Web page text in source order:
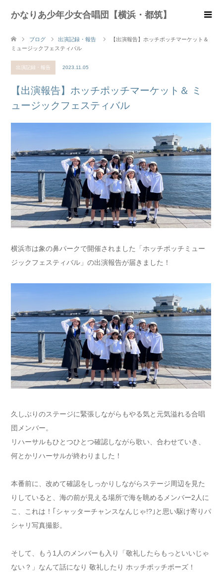
かなりあ少年少女合唱団【横浜・都筑】
ブログ 出演記録・報告
【出演報告】ホッチポッチマーケット＆
ミュージックフェスティバル
出演記録・報告 2023.11.05
【出演報告】ホッチポッチマーケット＆ ミ
ュージックフェスティバル
横浜市は象の鼻パークで開催されました「ホッチポッチミュー
ジックフェスティバル」の出演報告が届きました！
久しぶりのステージに緊張しながらもやる気と元気溢れる合唱
団メンバー。
リハーサルもひとつひとつ確認しながら歌い、合わせていき、
何とかリハーサルが終わりました！
本番前に、改めて確認をしっかりしながらステージ周辺を見た
りしていると、海の前が見える場所で海を眺めるメンバー2人に
こ、これは！｢シャッターチャンスなんじゃ!?｣と思い駆け寄りパ
シャリ写真撮影。
そして、もう1人のメンバーも入り「敬礼したらもっといいじゃ
ない？」なんて話になり 敬礼したり ホッチポッチポーズ！